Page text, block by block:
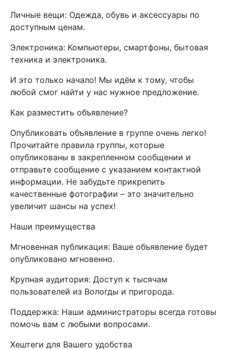
Личные вещи: Одежда, обувь и аксессуары по
доступным ценам.
Электроника: Компьютеры, смартфоны, бытовая
техника и электроника.
И это только начало! Мы идём к тому, чтобы
любой смог найти у нас нужное предложение.
Как разместить объявление?
Опубликовать объявление в группе очень легко!
Прочитайте правила группы, которые
опубликованы в закрепленном сообщении и
отправьте сообщение с указанием контактной
информации. Не забудьте прикрепить
качественные фотографии – это значительно
увеличит шансы на успех!
Наши преимущества
Мгновенная публикация: Ваше объявление будет
опубликовано мгновенно.
Крупная аудитория: Доступ к тысячам
пользователей из Вологды и пригорода.
Поддержка: Наши администраторы всегда готовы
помочь вам с любыми вопросами.
Хештеги для Вашего удобства